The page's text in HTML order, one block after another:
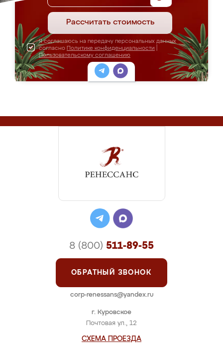
Рассчитать стоимость
Я соглашаюсь на передачу персональных данных
согласно Политике конфиденциальности
Пользовательскому соглашению
г. Куровское
Почтовая ул., 12
СХЕМА ПРОЕЗДА
8 (800) 511-89-55
ОБРАТНЫЙ ЗВОНОК
corp-renessans@yandex.ru